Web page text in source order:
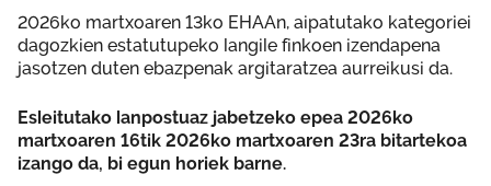
2026ko martxoaren 13ko EHAAn, aipatutako kategoriei
dagozkien estatutupeko langile finkoen izendapena
jasotzen duten ebazpenak argitaratzea aurreikusi da.
Esleitutako lanpostuaz jabetzeko epea 2026ko
martxoaren 16tik 2026ko martxoaren 23ra bitartekoa
izango da, bi egun horiek barne.